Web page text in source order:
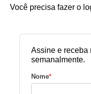
Você precisa fazer o
Assine e receba
semanalmente.
Nome*